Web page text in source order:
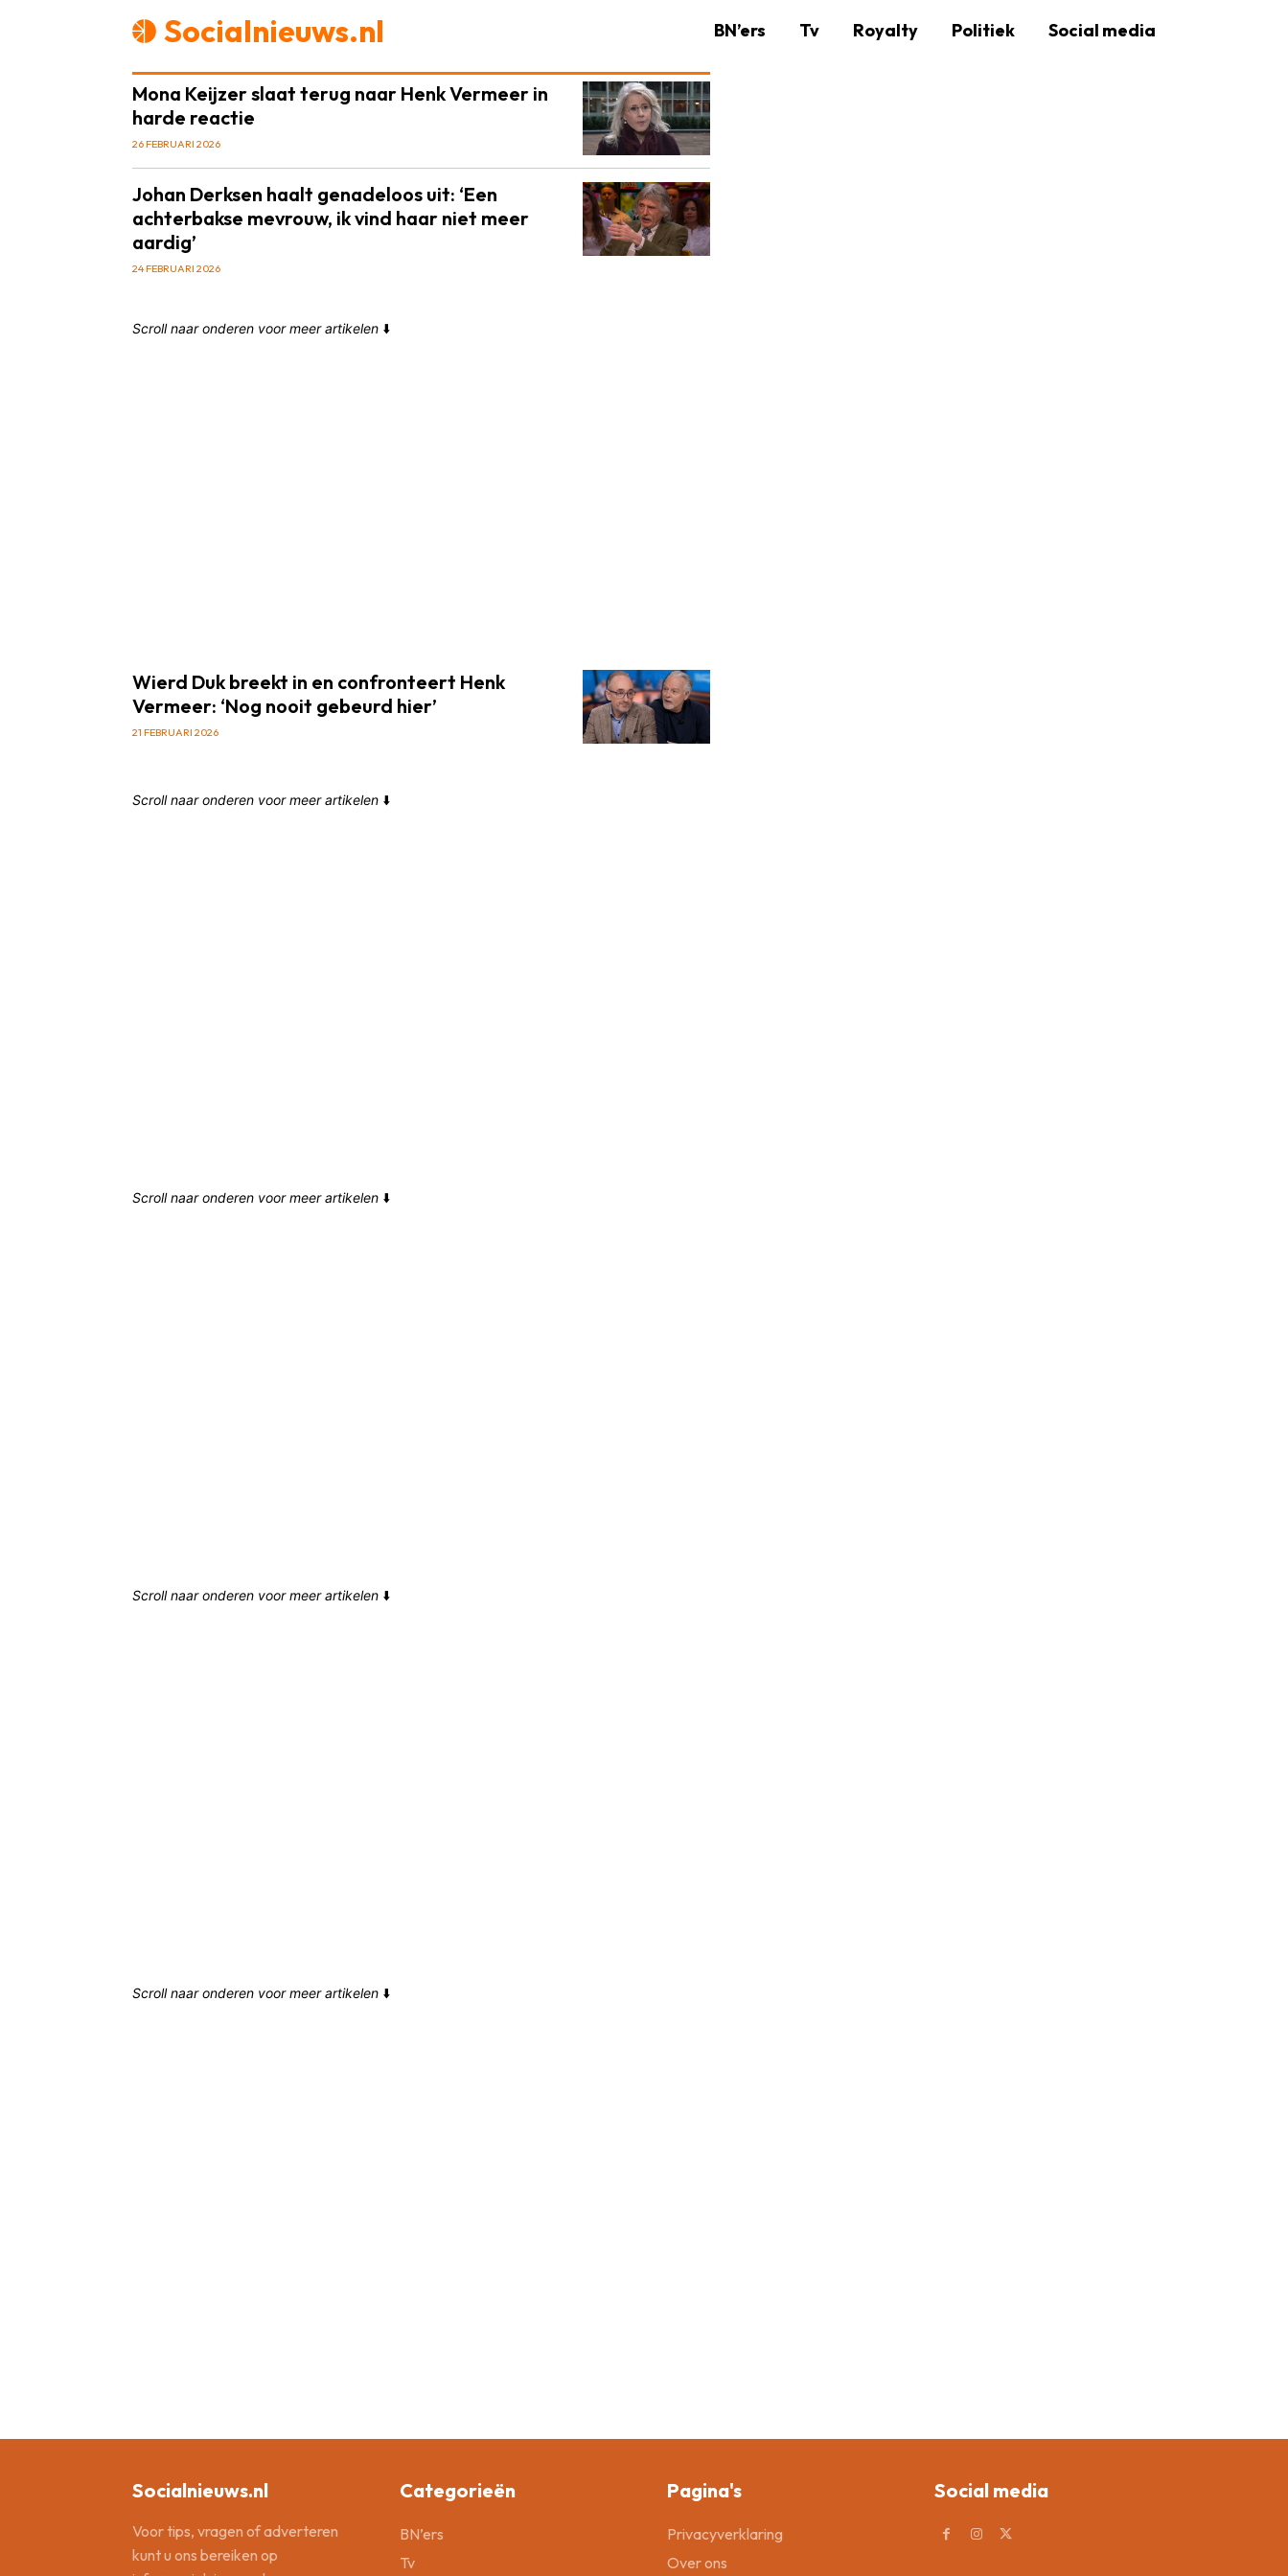
Socialnieuws.nl BN’ers Tv Royalty Politiek Social media
Mona Keijzer slaat terug naar Henk Vermeer in
harde reactie
26 FEBRUARI 2026
Johan Derksen haalt genadeloos uit: ‘Een
achterbakse mevrouw, ik vind haar niet meer
aardig’
24 FEBRUARI 2026
Scroll naar onderen voor meer artikelen ⬇️
Wierd Duk breekt in en confronteert Henk
Vermeer: ‘Nog nooit gebeurd hier’
21 FEBRUARI 2026
Scroll naar onderen voor meer artikelen ⬇️
Scroll naar onderen voor meer artikelen ⬇️
Scroll naar onderen voor meer artikelen ⬇️
Scroll naar onderen voor meer artikelen ⬇️
Socialnieuws.nl
Voor tips, vragen of adverteren
kunt u ons bereiken op
Categorieën
BN’ers
Tv
Pagina's
Privacyverklaring
Over ons
Social media